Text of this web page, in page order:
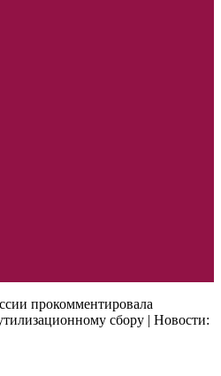
прокомментировала
сбору | Новости: